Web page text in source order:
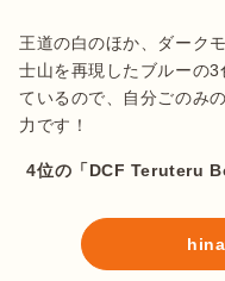
王道の白のほか、ダーク
士山を再現したブルーの
ているので、自分ごのみ
力です！
4位の「DCF Teruteru